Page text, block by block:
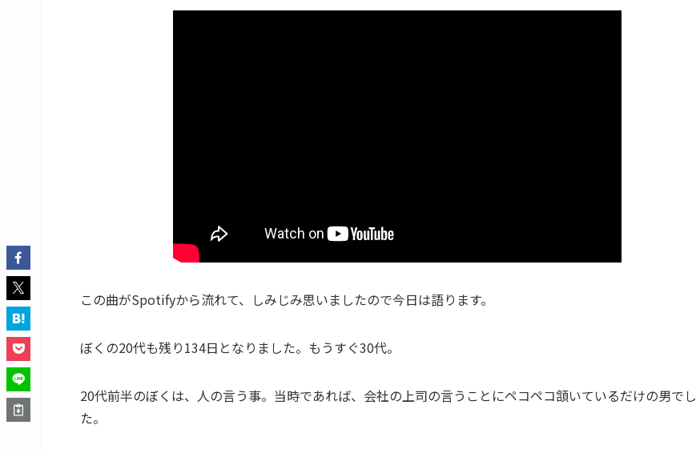
この曲がSpotifyから流れて、しみじみ思いましたので今日は語ります。
ぼくの20代も残り134日となりました。もうすぐ30代。
20代前半のぼくは、人の言う事。当時であれば、会社の上司の言うことにペコペコ頷いているだけの男でし
た。